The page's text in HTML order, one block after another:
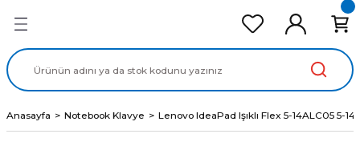
Ekran Panel
Data Kablo
Anasayfa Notebook Klavye Lenovo IdeaPad Işıklı Flex 5-14ALC05 5-